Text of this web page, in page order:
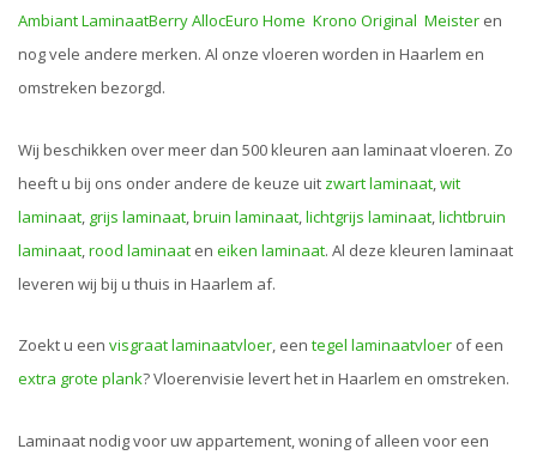
Ambiant LaminaatBerry AllocEuro Home Krono Original Meister en
nog vele andere merken. Al onze vloeren worden in Haarlem en
omstreken bezorgd.
Wij beschikken over meer dan 500 kleuren aan laminaat vloeren. Zo
heeft u bij ons onder andere de keuze uit zwart laminaat,wit
laminaat, grijs laminaat,bruin laminaat,lichtgrijs laminaat,lichtbruin
laminaat,rood laminaat en eiken laminaat. Al deze kleuren laminaat
leveren wij bij u thuis in Haarlem af.
Zoekt u een visgraat laminaatvloer, een tegel laminaatvloer of een
extra grote plank? Vloerenvisie levert het in Haarlem en omstreken.
Laminaat nodig voor uw appartement, woning of alleen voor een